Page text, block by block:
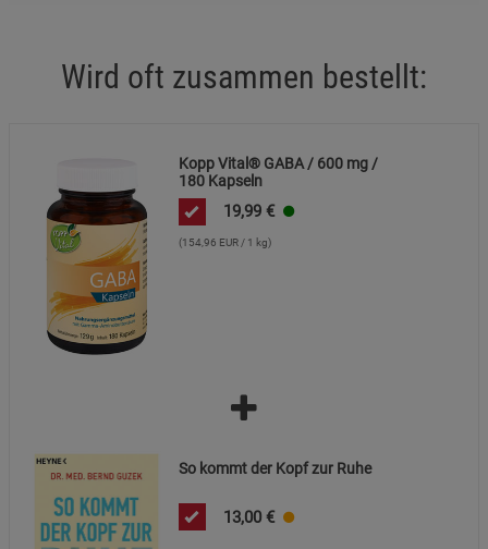
Wird oft zusammen bestellt:
Kopp Vital® GABA / 600 mg /
180 Kapseln
19,99 €
(154,96 EUR / 1 kg)
So kommt der Kopf zur Ruhe
13,00 €